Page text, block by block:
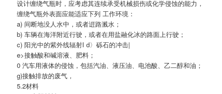
设计缠绕气瓶时，应考虑其连续承受机械损伤或化学侵蚀的能力，
缠绕气瓶外表面应能适应下列 工作环境：
a) 间断地没人水中，或者逬路溅水；
b) 车辆在海洋附近行驶，或者在用盐融化冰的路面上行驶；
c) 阳光中的紫外线辐射I d〉砾石的冲击|
e>接触酸和碱溶液、肥料；
0 汽车用液体的侵蚀，包括汽油、液压油、电池酸、乙二醇和油；
g)接触排放的废气，
5.2材料